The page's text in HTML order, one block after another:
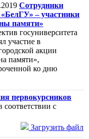
Сотрудники
– участники
памяти»
госуниверситета
участие в
акции
памяти»,
ко дню
первокурсников
с
Загрузить файл